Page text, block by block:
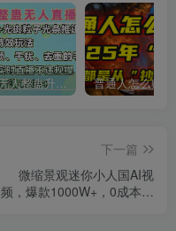
一生所爱无人整蛊升级版9.0，利用动态噪点+光斑粒子光条推进的特效玩法，内附暴击、合并帧、干扰、去重的手法，实现24小时实时直播不违规操，单场日入1500+，小白也能无脑驾驭
下一篇
微缩景观迷你小人国AI视
频，爆款1000W+，0成本制